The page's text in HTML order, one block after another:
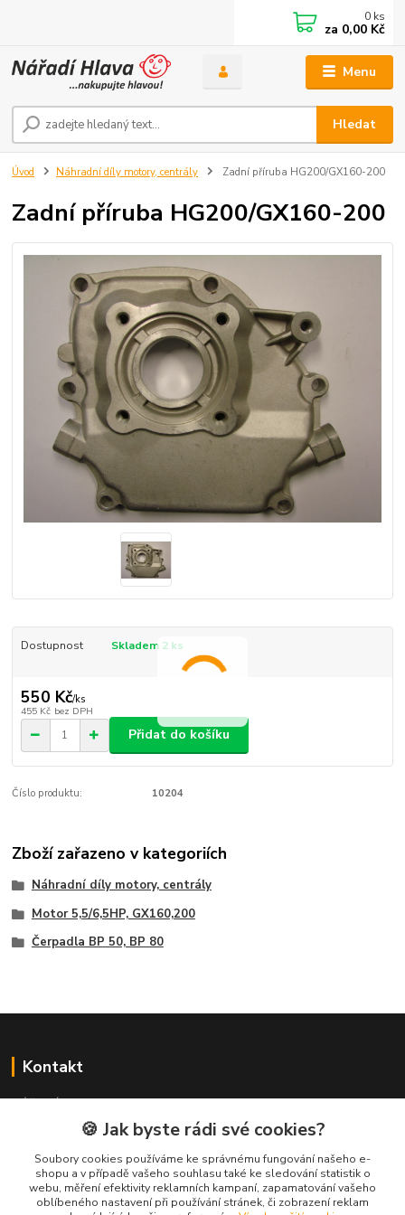
Menu
Hledat
0 ks
za 0,00 Kč
Úvod Náhradní díly motory, centrály Zadní příruba HG200/GX160-200
Zadní příruba HG200/GX160-200
Dostupnost Skladem 2 ks
550 Kč/ks
455 Kč bez DPH
Přidat do košíku
Číslo produktu: 10204
Zboží zařazeno v kategoriích
Náhradní díly motory, centrály
Motor 5,5/6,5HP, GX160,200
Čerpadla BP 50, BP 80
Kontakt
+420 481 621 329
centraly@enhlava.cz
🍪 Jak byste rádi své cookies?
Soubory cookies používáme ke správnému fungování našeho e-
shopu a v případě vašeho souhlasu také ke sledování statistik o
webu, měření efektivity reklamních kampaní, zapamatování vašeho
oblíbeného nastavení při používání stránek, či zobrazení reklam